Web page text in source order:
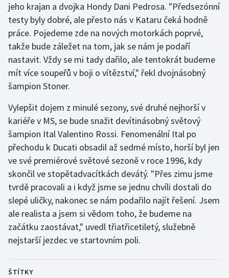
Rychlobruslení
Rychlostní kanoistika
Short track
Sportovní střelba
Stolní tenis
Triatlon
Veslování
Vodní slalom
Volejbal
Ostatní
jeho krajan a dvojka Hondy Dani Pedrosa. "Předsezónní
testy byly dobré, ale přesto nás v Kataru čeká hodně
práce. Pojedeme zde na nových motorkách poprvé,
takže bude záležet na tom, jak se nám je podaří
nastavit. Vždy se mi tady dařilo, ale tentokrát budeme
mít více soupeřů v boji o vítězství," řekl dvojnásobný
šampion Stoner.
Vylepšit dojem z minulé sezony, své druhé nejhorší v
kariéře v MS, se bude snažit devítinásobný světový
šampion Ital Valentino Rossi. Fenomenální Ital po
přechodu k Ducati obsadil až sedmé místo, horší byl jen
ve své premiérové světové sezoně v roce 1996, kdy
skončil ve stopětadvacítkách devátý. "Přes zimu jsme
tvrdě pracovali a i když jsme se jednu chvíli dostali do
slepé uličky, nakonec se nám podařilo najít řešení. Jsem
ale realista a jsem si vědom toho, že budeme na
začátku zaostávat," uvedl třiatřicetiletý, služebně
nejstarší jezdec ve startovním poli.
ŠTÍTKY